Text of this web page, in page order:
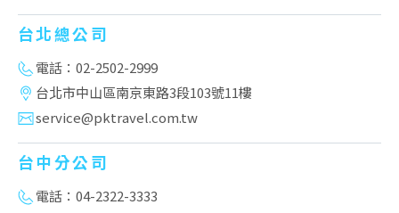
台北總公司
電話：02-2502-2999
台北市中山區南京東路3段103號11樓
service@pktravel.com.tw
台中分公司
電話：04-2322-3333